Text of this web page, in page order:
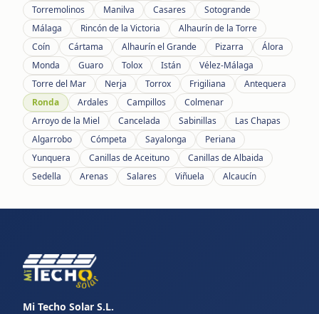
Torremolinos
Manilva Casares
Sotogrande
Málaga
Rincón de la Victoria
Alhaurín de la Torre
Coín
Cártama Alhaurín el Grande Pizarra
Álora
Monda
Guaro Tolox Istán
Vélez-Málaga
Torre del Mar
Nerja Torrox Frigiliana
Antequera
Ronda
Ardales Campillos
Colmenar
Arroyo de la Miel
Cancelada Sabinillas
Las Chapas
Algarrobo
Cómpeta Sayalonga
Periana
Yunquera
Canillas de Aceituno
Canillas de Albaida
Sedella
Arenas Salares Viñuela Alcaucín
Mi Techo Solar S.L.